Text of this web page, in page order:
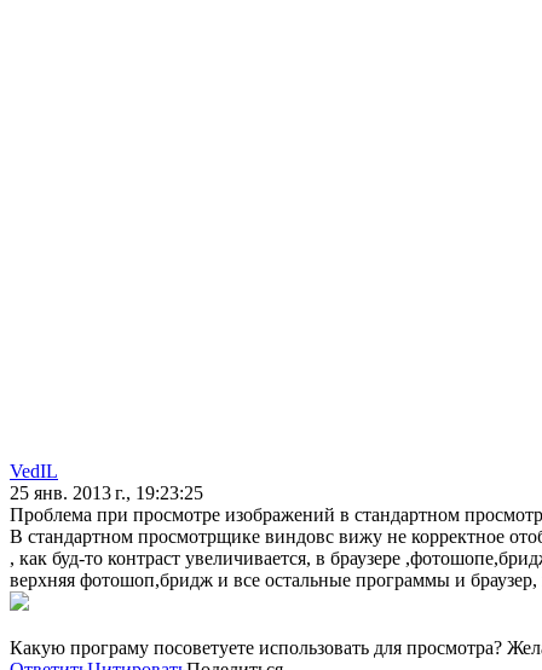
VedIL
25 янв. 2013 г., 19:23:25
Проблема при просмотре изображений в стандартном
В стандартном просмотрщике виндовс вижу не корректное
, как буд-то контраст увеличивается, в браузере
верхняя фотошоп,бридж и все остальные программы и
Какую програму посоветуете использовать для просмотра?